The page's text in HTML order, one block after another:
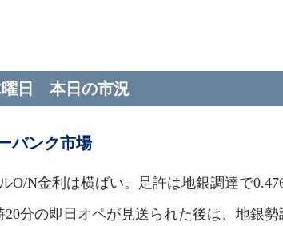
曜日 本日の市況
バンク市場
O/N金利は横ばい。足許は地銀調達で
20分の即日オペが見送られた後は、地銀